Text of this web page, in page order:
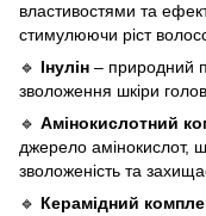
властивостями та
стимулюючи ріст
🔹 Інулін – природний
зволоження шкіри
🔹 Амінокислотний
джерело амінокислот,
зволоженість та
🔹 Керамідний